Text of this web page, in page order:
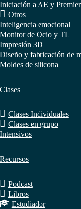
Iniciación a AE y
Otros
Inteligencia emocional
Monitor de Ocio y TL
Impresión 3D
Diseño y fabricación de
Moldes de silicona
Clases
Clases Individuales
Clases en grupo
Intensivos
Recursos
Podcast
Libros
Estudiador